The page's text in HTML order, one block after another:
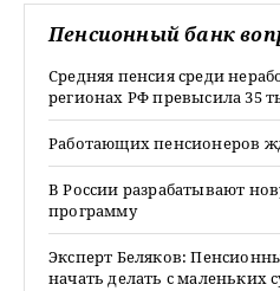
Пенсионный банк
Средняя пенсия среди
регионах РФ превысила 35
Работающих пенсионеров
В России разрабатывают
программу
Эксперт Беляков:
начать делать с маленьких